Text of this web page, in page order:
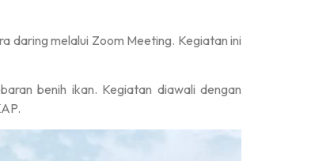
daring melalui Zoom Meeting. Kegiatan ini
benih ikan. Kegiatan diawali dengan